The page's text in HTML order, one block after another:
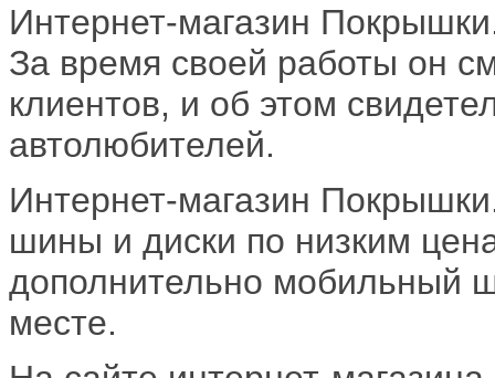
Интернет-магазин
За время своей работы он
клиентов, и об этом
автолюбителей.
Интернет-магазин
шины и диски по низким
дополнительно мобильный
месте.